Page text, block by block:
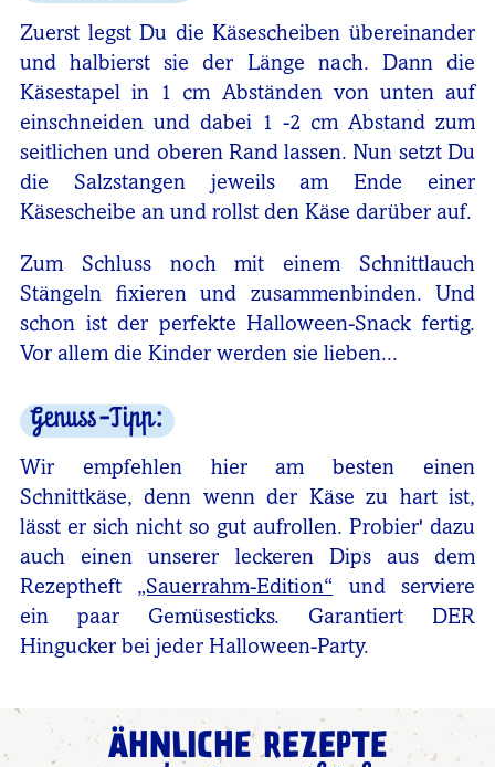
Zuerst legst Du die Käsescheiben übereinander
und halbierst sie der Länge nach. Dann die
Käsestapel in 1 cm Abständen von unten auf
einschneiden und dabei 1 -2 cm Abstand zum
seitlichen und oberen Rand lassen. Nun setzt Du
die Salzstangen jeweils am Ende einer
Käsescheibe an und rollst den Käse darüber auf.
Zum Schluss noch mit einem Schnittlauch
Stängeln fixieren und zusammenbinden. Und
schon ist der perfekte Halloween-Snack fertig.
Vor allem die Kinder werden sie lieben...
Genuss-Tipp:
Wir empfehlen hier am besten einen
Schnittkäse, denn wenn der Käse zu hart ist,
lässt er sich nicht so gut aufrollen. Probier' dazu
auch einen unserer leckeren Dips aus dem
Rezeptheft „Sauerrahm-Edition“ und serviere
ein paar Gemüsesticks. Garantiert DER
Hingucker bei jeder Halloween-Party.
ÄHNLICHE REZEPTE